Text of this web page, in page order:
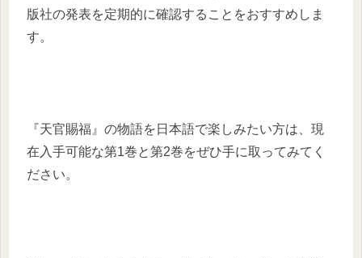
版社の発表を定期的に確認することをおすすめしま
す。
『天官賜福』の物語を日本語で楽しみたい方は、現
在入手可能な第1巻と第2巻をぜひ手に取ってみてく
ださい。